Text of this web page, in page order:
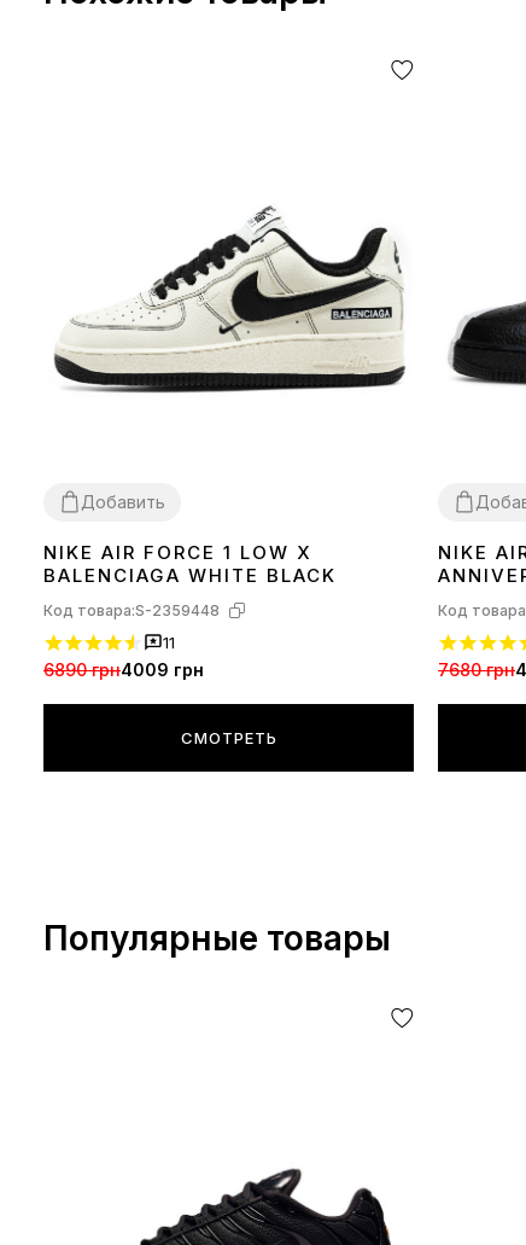
Добавить
41
NIKE AIR FORCE 1 LOW X
BALENCIAGA WHITE BLACK
Код товара:S-2359448
11
6890 грн4009 грн
СМОТРЕТЬ
3637 38
NIKE
Код
7680 грн
Популярные товары